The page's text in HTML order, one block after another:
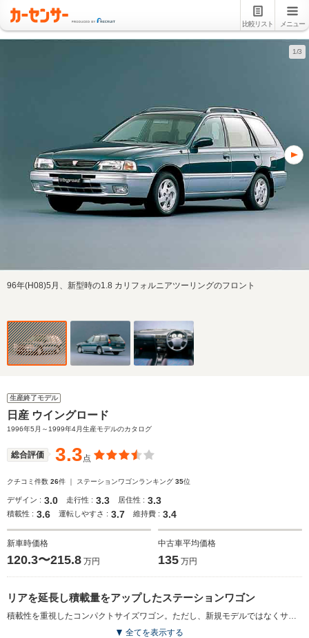
比較リスト メニュー
1/3
96年(H08)5月、新型時の1.8 カリフォルニアツーリングのフロント
生産終了モデル
日産 ウイングロード
1996年5月～1999年4月生産モデルのカタログ
総合評価 3.3点
クチコミ件数 26件 ｜ ステーションワゴンランキング 35位
デザイン : 3.0 走行性 : 3.3 居住性 : 3.3
積載性 : 3.6 運転しやすさ : 3.7 維持費 : 3.4
新車時価格
120.3〜215.8 万円
中古車平均価格
135 万円
リアを延長し積載量をアップしたステーションワゴン
積載性を重視したコンパクトサイズワゴン。ただし、新規モデルではなくサニーカリフォルニアとADワゴンを統合してウイングロードとなった。基本的なコンポーネンツはそのままだが、外観はヘッドライトやフロントグリルのデザインを変更したほか、リアセクションを100mm延長して積載力を向上させている。エンジンは1.5Lと1.8Lのともに直4、2Lのディーゼルの3種類。FFのほかビスカスカップリング式フルタイム4WDも用意され、1.8Lには電子制御システム採用の“アテーサ”タイプを搭載。ミッションは5MTと4AT。運転席SRSエアバッグは全車に標準装備される。（1996.5）
全てを表示する